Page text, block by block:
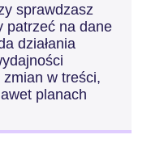
sprawdzasz
patrzeć na dane
działania
w treści,
planach